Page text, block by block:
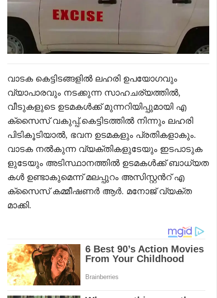
വാടക കെട്ടിടങ്ങളിൽ ലഹരി ഉപയോഗവും
വ്യാപാരവും നടക്കുന്ന സാഹചര്യത്തിൽ,
വീടുകളുടെ ഉടമകൾക്ക് മുന്നറിയിപ്പുമായി എ
ക്‌സൈസ് വകുപ്പ്.കെട്ടിടത്തിൽ നിന്നും ലഹരി
പിടികൂടിയാൽ, ഭവന ഉടമകളും പ്രതികളാകും.
വാടക നൽകുന്ന വ്യക്തികളുടേയും ഇടപാടുക
ളുടേയും അടിസ്ഥാനത്തിൽ ഉടമകൾക്ക് ബാധ്യത
കൾ ഉണ്ടാകുമെന്ന് മലപ്പുറം അസിസ്റ്റൻറ് എ
ക്‌സൈസ് കമ്മീഷണർ ആർ. മനോജ് വ്യക്ത
മാക്കി.